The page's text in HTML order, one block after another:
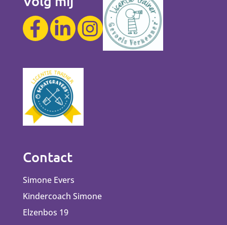
Contact
Simone Evers
Kindercoach Simone
Elzenbos 19